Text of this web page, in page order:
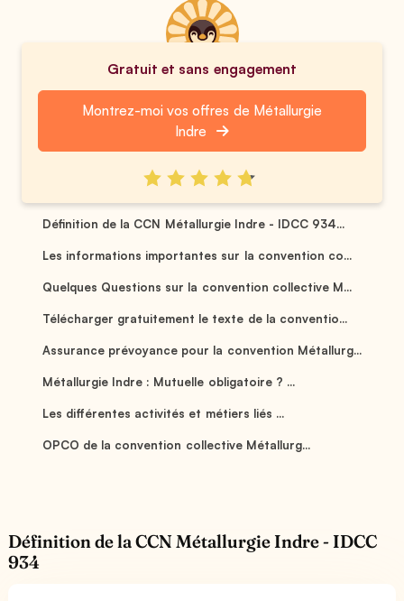
Gratuit et sans engagement
Montrez-moi vos offres de Métallurgie
Indre
Définition de la CCN Métallurgie Indre - IDCC 934...
Les informations importantes sur la convention co...
Quelques Questions sur la convention collective M...
Télécharger gratuitement le texte de la conventio...
Assurance prévoyance pour la convention Métallurg...
Métallurgie Indre : Mutuelle obligatoire ? ...
Les différentes activités et métiers liés ...
OPCO de la convention collective Métallurg...
Définition de la CCN Métallurgie Indre - IDCC
934